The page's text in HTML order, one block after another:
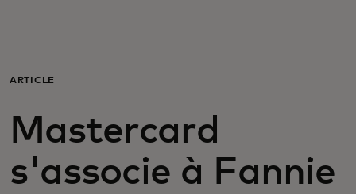
Pour les professionnels
Pour le monde
Pour les innovateurs
ARTICLE
Mastercard
s'associe à Fannie